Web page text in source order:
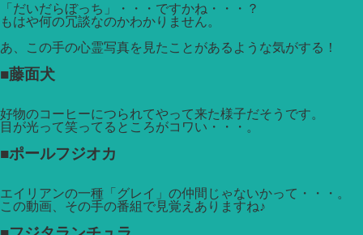
「だいだらぼっち」・・・ですかね・・・？
もはや何の冗談なのかわかりません。
あ、この手の心霊写真を見たことがあるような気がする！
■藤面犬
好物のコーヒーにつられてやって来た様子だそうです。
目が光って笑ってるところがコワい・・・。
■ポールフジオカ
エイリアンの一種「グレイ」の仲間じゃないかって・・・。
この動画、その手の番組で見覚えありますね♪